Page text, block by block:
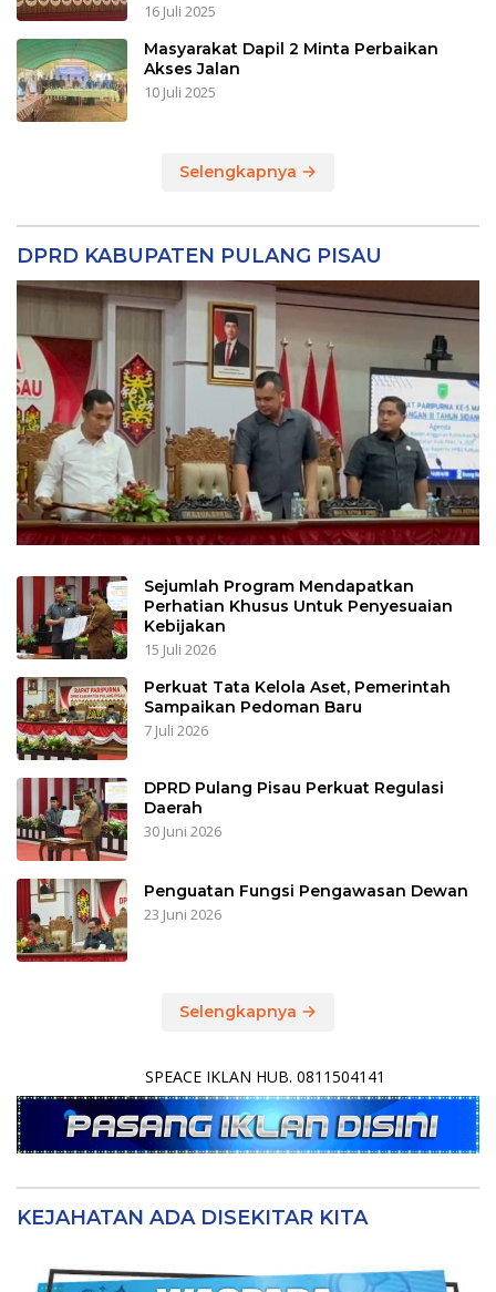
16 Juli 2025
Masyarakat Dapil 2 Minta Perbaikan
Akses Jalan
10 Juli 2025
Selengkapnya
DPRD KABUPATEN PULANG PISAU
Sejumlah Program Mendapatkan
Perhatian Khusus Untuk Penyesuaian
Kebijakan
15 Juli 2026
Perkuat Tata Kelola Aset, Pemerintah
Sampaikan Pedoman Baru
7 Juli 2026
DPRD Pulang Pisau Perkuat Regulasi
Daerah
30 Juni 2026
Penguatan Fungsi Pengawasan Dewan
23 Juni 2026
Selengkapnya
SPEACE IKLAN HUB. 0811504141
KEJAHATAN ADA DISEKITAR KITA